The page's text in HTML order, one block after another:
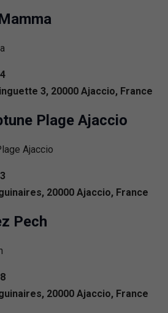
3, 20000 Ajaccio, France
Plage Ajaccio
20000 Ajaccio, France
Pech
20000 Ajaccio, France